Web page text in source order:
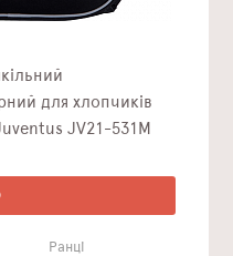
для хлопчиків
JV21-531M
Ранці